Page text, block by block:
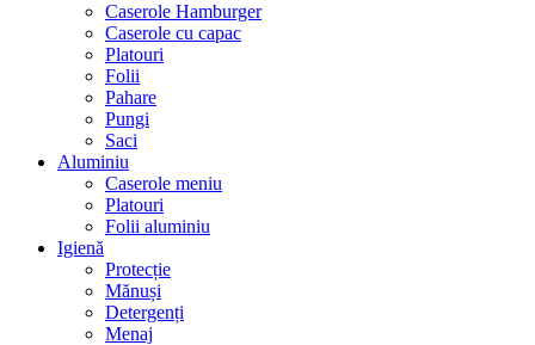
Caserole Hamburger
Caserole cu capac
Platouri
Folii
Pahare
Pungi
Saci
Aluminiu
Caserole meniu
Platouri
Folii aluminiu
Igienă
Protecție
Mănuși
Detergenți
Menaj